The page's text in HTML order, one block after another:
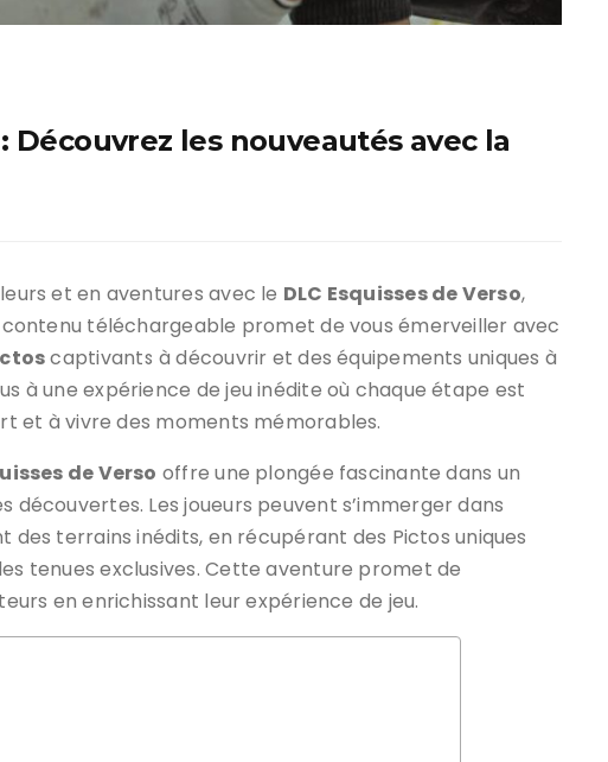
Découvrez les nouveautés avec la
et en aventures avec le DLC Esquisses de Verso,
contenu téléchargeable promet de vous émerveiller avec
captivants à découvrir et des équipements uniques à
à une expérience de jeu inédite où chaque étape est
et à vivre des moments mémorables.
de Verso offre une plongée fascinante dans un
découvertes. Les joueurs peuvent s’immerger dans
terrains inédits, en récupérant des Pictos uniques
tenues exclusives. Cette aventure promet de
en enrichissant leur expérience de jeu.